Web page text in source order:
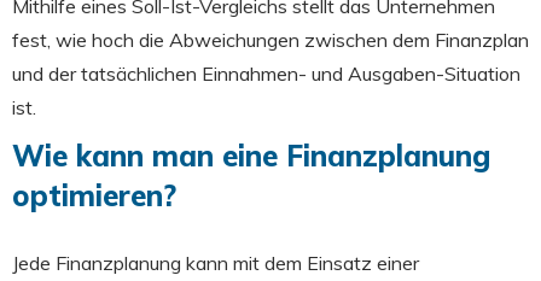
Mithilfe eines Soll-Ist-Vergleichs stellt das Unternehmen
fest, wie hoch die Abweichungen zwischen dem Finanzplan
und der tatsächlichen Einnahmen- und Ausgaben-Situation
ist.
Wie kann man eine Finanzplanung
optimieren?
Jede Finanzplanung kann mit dem Einsatz einer